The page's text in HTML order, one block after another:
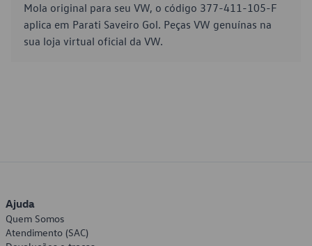
Mola original para seu VW, o código 377-411-105-F
aplica em Parati Saveiro Gol. Peças VW genuínas na
sua loja virtual oficial da VW.
Ajuda
Quem Somos
Atendimento (SAC)